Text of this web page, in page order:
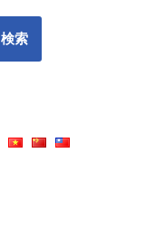
検索